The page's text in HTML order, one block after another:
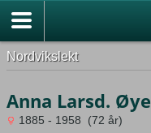
Nordvikslekt
Anna Larsd. Øye
1885 - 1958 (72 år)